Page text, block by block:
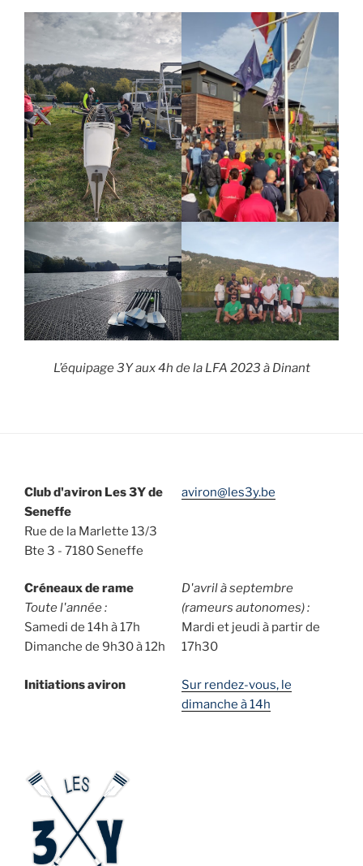
L’équipage 3Y aux 4h de la LFA 2023 à Dinant
l’article
Club d'aviron Les 3Y de
Seneffe
Rue de la Marlette 13/3
Bte 3 - 7180 Seneffe
aviron@les3y.be
Créneaux de rame
Toute l'année :
Samedi de 14h à 17h
Dimanche de 9h30 à 12h
D'avril à septembre
(rameurs autonomes) :
Mardi et jeudi à partir de
17h30
Initiations aviron
Sur rendez-vous, le
dimanche à 14h